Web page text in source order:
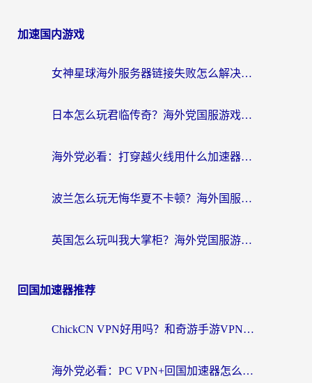
加速国内游戏
女神星球海外服务器链接失败怎么解决？海外党国服游戏加速避坑指南
日本怎么玩君临传奇？海外党国服游戏加速避坑指南（附菲律宾欧洲玩家实测）
海外党必看：打穿越火线用什么加速器？解决延迟卡顿，还能玩奇妙拼图世界和第五人格
波兰怎么玩无悔华夏不卡顿？海外国服游戏加速器终极指南（附征途2萤火突击解决方案）
英国怎么玩叫我大掌柜？海外党国服游戏加速避坑指南（附实测推荐）
回国加速器推荐
ChickCN VPN好用吗？和奇游手游VPN对比哪个回国效果更好？海外党亲测实用指南
海外党必看：PC VPN+回国加速器怎么选？无缝访问国内资源全攻略